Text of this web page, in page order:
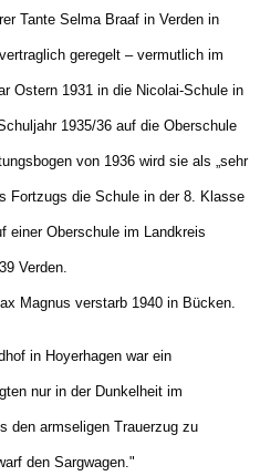
Tante Selma Braaf in Verden in
geregelt – vermutlich im
Ostern 1931 in die Nicolai-Schule in
1935/36 auf die Oberschule
von 1936 wird sie als „sehr
Fortzugs die Schule in der 8. Klasse
einer Oberschule im Landkreis
Verden.
Magnus verstarb 1940 in Bücken.
in Hoyerhagen war ein
nur in der Dunkelheit im
den armseligen Trauerzug zu
den Sargwagen."